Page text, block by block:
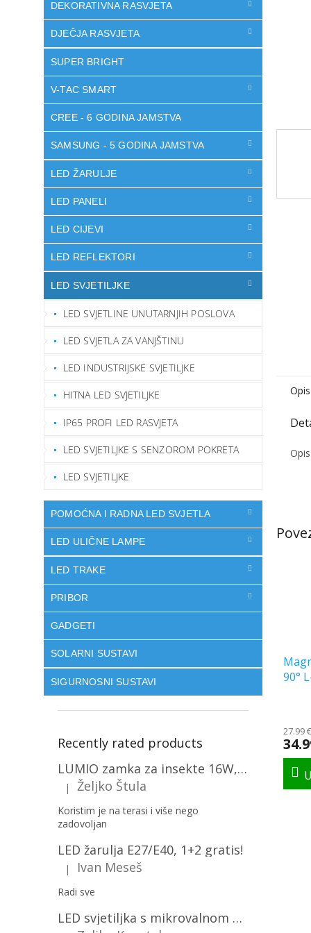
DEKORATIVNA RASVJETA
DJEČJA RASVJETA
SUPER BRIGHT
V-TAC SMART
CREE - 6 GODINA JAMSTVA
SAMSUNG - 5 GODINA JAMSTVA
LED ŽARULJE
LED PANELI
LED CIJEVI
LED REFLEKTORI
LED SVJETILJKE
LED SVJETLINE UNUTARNJIH POSLOVA
LED SVJETLA ZA VANJŠTINU
LED INDUSTRIJSKE SVJETILJKE
HITNA LED SVJETILJKE
IP65 PROFI LED RASVJETA
LED SVJETILJKE S SENZOROM POKRETA
LED SVJETILJKE
POMOĆNA I RADNA LED SVJETLA
LED ULIČNE LAMPE
LED TRAKE
PRIBOR
GADGETI
SOLARNI SUSTAVI
SIGURNOSNI SUSTAVI
Recently rated products
LUMIO zamka za insekte 16W, 1+1 gratis! [MKE004]
The product rating is 5 out of 5 stars.
| Željko Štula
Koristim je na terasi i više nego
zadovoljan
LED žarulja E27/E40, 1+2 gratis!
The product rating is 5 out of 5 stars.
| Ivan Meseš
Radi sve
LED svjetiljka s mikrovalnom pećnicom i svjetlosnim senzorom 36W, 3820lm, okrugla, bijeli okvir/2-PACK!
90°
27.99
Opis